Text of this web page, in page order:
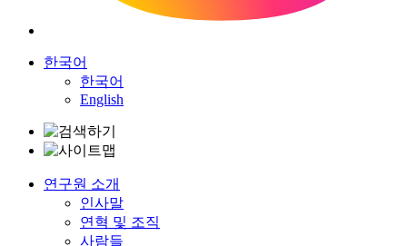
한국어
한국어
English
연구원 소개
인사말
연혁 및 조직
사람들